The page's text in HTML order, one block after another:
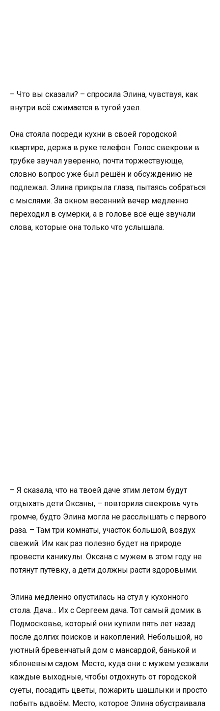
– Что вы сказали? – спросила Элина, чувствуя, как
внутри всё сжимается в тугой узел.
Она стояла посреди кухни в своей городской
квартире, держа в руке телефон. Голос свекрови в
трубке звучал уверенно, почти торжествующе,
словно вопрос уже был решён и обсуждению не
подлежал. Элина прикрыла глаза, пытаясь собраться
с мыслями. За окном весенний вечер медленно
переходил в сумерки, а в голове всё ещё звучали
слова, которые она только что услышала.
– Я сказала, что на твоей даче этим летом будут
отдыхать дети Оксаны, – повторила свекровь чуть
громче, будто Элина могла не расслышать с первого
раза. – Там три комнаты, участок большой, воздух
свежий. Им как раз полезно будет на природе
провести каникулы. Оксана с мужем в этом году не
потянут путёвку, а дети должны расти здоровыми.
Элина медленно опустилась на стул у кухонного
стола. Дача… Их с Сергеем дача. Тот самый домик в
Подмосковье, который они купили пять лет назад
после долгих поисков и накоплений. Небольшой, но
уютный бревенчатый дом с мансардой, банькой и
яблоневым садом. Место, куда они с мужем уезжали
каждые выходные, чтобы отдохнуть от городской
суеты, посадить цветы, пожарить шашлыки и просто
побыть вдвоём. Место, которое Элина обустраивала